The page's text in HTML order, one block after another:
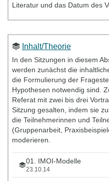
Literatur und das Datum des
Inhalt/Theorie
In den Sitzungen in diesem
werden zunächst die
die Formulierung der
Hypothesen notwendig sind.
Referat mit zwei bis drei
Sitzung gesalten, indem sie
die Teilnehmerinnen und
(Gruppenarbeit,
moderieren.
01. IMOI-Modelle
23.10.14